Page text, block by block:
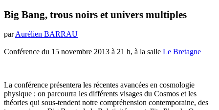
Big Bang, trous noirs et univers multiples
parAurélien BARRAU
Conférence du 15 novembre 2013 à 21 h, à la salle Le Bretagne
La conférence présentera les récentes avancées en cosmologie
physique ; on parcourra les différents visages du Cosmos et les
théories qui sous-tendent notre compréhension contemporaine, des